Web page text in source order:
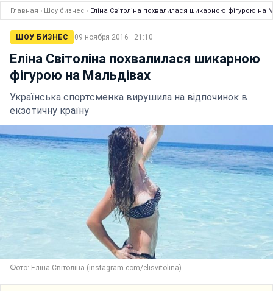
Главная › Шоу бизнес › Еліна Світоліна похвалилася шикарною фігурою на
ШОУ БИЗНЕС 09 ноября 2016 · 21:10
Еліна Світоліна похвалилася шикарною
фігурою на Мальдівах
Українська спортсменка вирушила на відпочинок в
екзотичну країну
Фото: Еліна Світоліна (instagram.com/elisvitolina)